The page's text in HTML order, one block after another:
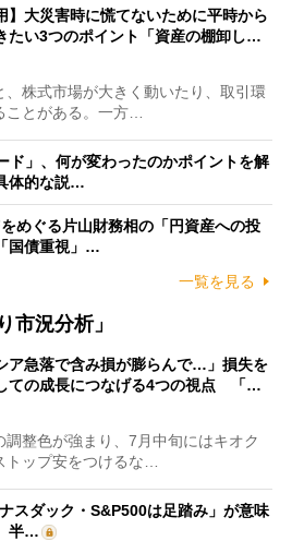
】大災害時に慌てないために平時から
たい3つのポイント「資産の棚卸し…
株式市場が大きく動いたり、取引環
とがある。一方…
ド」、何が変わったのかポイントを解
体的な説…
めぐる片山財務相の「円資産への投
国債重視」…
一覧を見る
市況分析」
ア急落で含み損が膨らんで…」損失を
ての成長につなげる4つの視点 「…
整色が強まり、7月中旬にはキオク
ップ安をつけるな…
スダック・S&P500は足踏み」が意味
半…